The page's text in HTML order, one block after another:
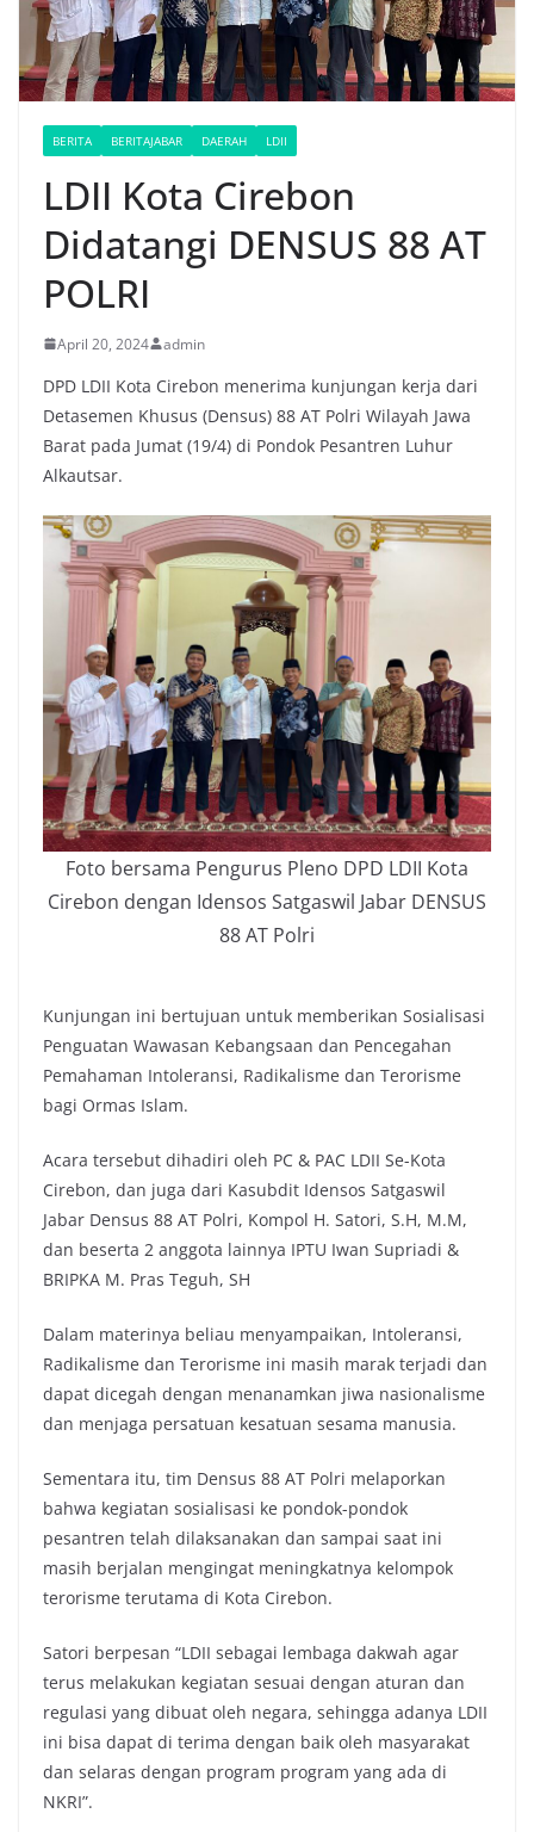
BERITA BERITAJABAR DAERAH LDII
LDII Kota Cirebon
Didatangi DENSUS 88 AT
POLRI
April 20, 2024 admin
DPD LDII Kota Cirebon menerima kunjungan kerja dari
Detasemen Khusus (Densus) 88 AT Polri Wilayah Jawa
Barat pada Jumat (19/4) di Pondok Pesantren Luhur
Alkautsar.
Foto bersama Pengurus Pleno DPD LDII Kota
Cirebon dengan Idensos Satgaswil Jabar DENSUS
88 AT Polri
Kunjungan ini bertujuan untuk memberikan Sosialisasi
Penguatan Wawasan Kebangsaan dan Pencegahan
Pemahaman Intoleransi, Radikalisme dan Terorisme
bagi Ormas Islam.
Acara tersebut dihadiri oleh PC & PAC LDII Se-Kota
Cirebon, dan juga dari Kasubdit Idensos Satgaswil
Jabar Densus 88 AT Polri, Kompol H. Satori, S.H, M.M,
dan beserta 2 anggota lainnya IPTU Iwan Supriadi &
BRIPKA M. Pras Teguh, SH
Dalam materinya beliau menyampaikan, Intoleransi,
Radikalisme dan Terorisme ini masih marak terjadi dan
dapat dicegah dengan menanamkan jiwa nasionalisme
dan menjaga persatuan kesatuan sesama manusia.
Sementara itu, tim Densus 88 AT Polri melaporkan
bahwa kegiatan sosialisasi ke pondok-pondok
pesantren telah dilaksanakan dan sampai saat ini
masih berjalan mengingat meningkatnya kelompok
terorisme terutama di Kota Cirebon.
Satori berpesan “LDII sebagai lembaga dakwah agar
terus melakukan kegiatan sesuai dengan aturan dan
regulasi yang dibuat oleh negara, sehingga adanya LDII
ini bisa dapat di terima dengan baik oleh masyarakat
dan selaras dengan program program yang ada di
NKRI”.